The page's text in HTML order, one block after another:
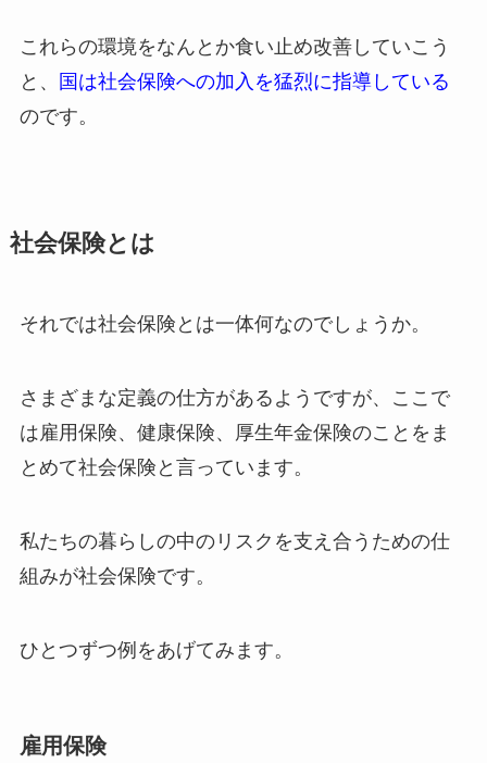
これらの環境をなんとか食い止め改善していこう
と、
国は社会保険への加入を猛烈に指導している
のです。
社会保険とは
それでは社会保険とは一体何なのでしょうか。
さまざまな定義の仕方があるようですが、ここで
は雇用保険、健康保険、厚生年金保険のことをま
とめて社会保険と言っています。
私たちの暮らしの中のリスクを支え合うための仕
組みが社会保険です。
ひとつずつ例をあげてみます。
雇用保険